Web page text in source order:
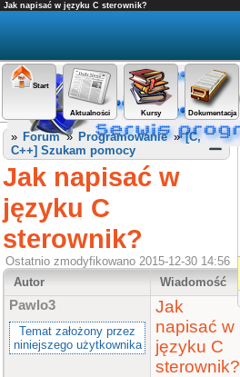
Jak napisać w języku C sterownik?
Start
Aktualności Kursy Dokumentacja
» Forum» Programowanie»[C,
C++] Szukam pomocy
Jak napisać w
języku C
sterownik?
Ostatnio zmodyfikowano 2015-12-30 14:56
Autor
Wiadomość
Pawlo3
Temat założony przez
niniejszego użytkownika
Jak
napisać w
języku C
sterownik?